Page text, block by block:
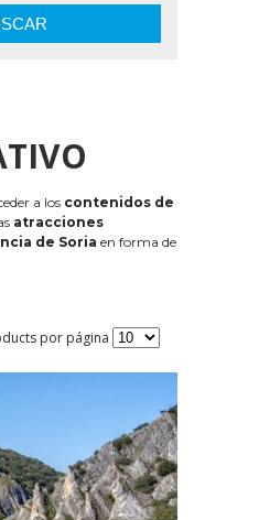
a los contenidos de
atracciones
de Soria en forma de
por página